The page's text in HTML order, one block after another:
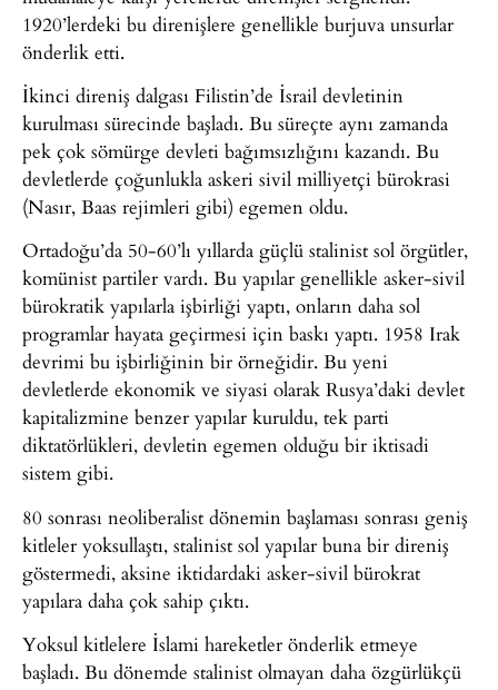
1920’lerdeki bu direnişlere genellikle burjuva unsurlar
önderlik etti.
İkinci direniş dalgası Filistin’de İsrail devletinin
kurulması sürecinde başladı. Bu süreçte aynı zamanda
pek çok sömürge devleti bağımsızlığını kazandı. Bu
devletlerde çoğunlukla askeri sivil milliyetçi bürokrasi
(Nasır, Baas rejimleri gibi) egemen oldu.
Ortadoğu’da 50-60’lı yıllarda güçlü stalinist sol örgütler,
komünist partiler vardı. Bu yapılar genellikle asker-sivil
bürokratik yapılarla işbirliği yaptı, onların daha sol
programlar hayata geçirmesi için baskı yaptı. 1958 Irak
devrimi bu işbirliğinin bir örneğidir. Bu yeni
devletlerde ekonomik ve siyasi olarak Rusya’daki devlet
kapitalizmine benzer yapılar kuruldu, tek parti
diktatörlükleri, devletin egemen olduğu bir iktisadi
sistem gibi.
80 sonrası neoliberalist dönemin başlaması sonrası geniş
kitleler yoksullaştı, stalinist sol yapılar buna bir direniş
göstermedi, aksine iktidardaki asker-sivil bürokrat
yapılara daha çok sahip çıktı.
Yoksul kitlelere İslami hareketler önderlik etmeye
başladı. Bu dönemde stalinist olmayan daha özgürlükçü